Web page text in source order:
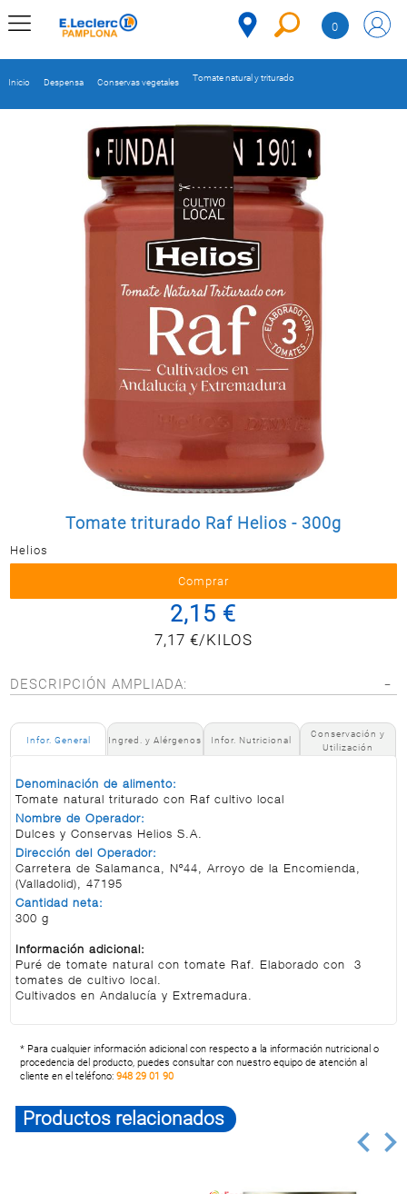
Código
Postal
0
CORPORATIVO
MERCADO
ELECTRO
Inicio Despensa Conservas vegetales Tomate natural y triturado
Tomate triturado Raf Helios - 300g
Helios
2,15 €
7,17 €/KILOS
DESCRIPCIÓN AMPLIADA:
Infor. General Ingred. y Alérgenos Infor. Nutricional
Conservación y
Utilización
Denominación de alimento:
Tomate natural triturado con Raf cultivo local
Nombre de Operador:
Dulces y Conservas Helios S.A.
Dirección del Operador:
Carretera de Salamanca, Nº44, Arroyo de la Encomienda,
(Valladolid), 47195
Cantidad neta:
300 g
Información adicional:
Puré de tomate natural con tomate Raf. Elaborado con 3
tomates de cultivo local.
Cultivados en Andalucía y Extremadura.
* Para cualquier información adicional con respecto a la información nutricional o
procedencia del producto, puedes consultar con nuestro equipo de atención al
cliente en el teléfono:948 29 01 90
Productos relacionados